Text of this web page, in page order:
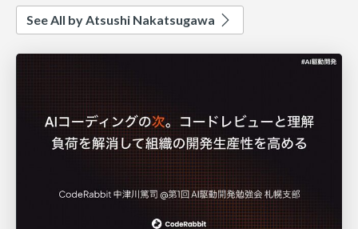
See All by Atsushi Nakatsugawa